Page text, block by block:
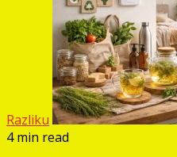
Razliku
4 min read